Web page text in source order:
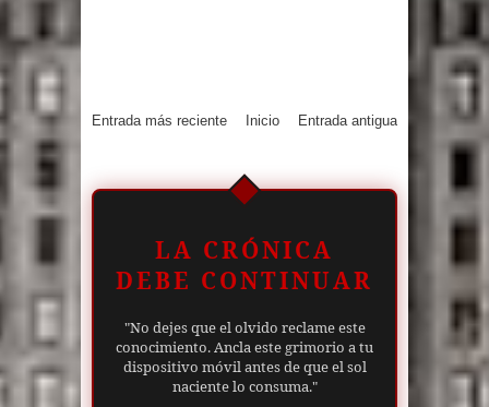
Entrada más reciente Entrada antigua
Inicio
LA CRÓNICA
DEBE CONTINUAR
"No dejes que el olvido reclame este
conocimiento. Ancla este grimorio a tu
dispositivo móvil antes de que el sol
naciente lo consuma."